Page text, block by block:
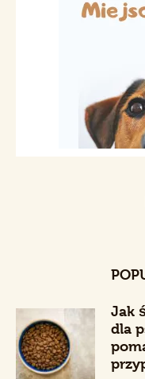
Jak
dla